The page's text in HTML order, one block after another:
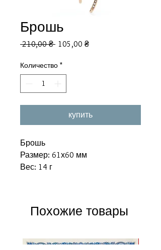
Брошь
210,00 ₴ Обычная
105,00 ₴Спеццена
Количество *
купить
Брошь
Размер: 61х60 мм
Вес: 14 г
Похожие товары